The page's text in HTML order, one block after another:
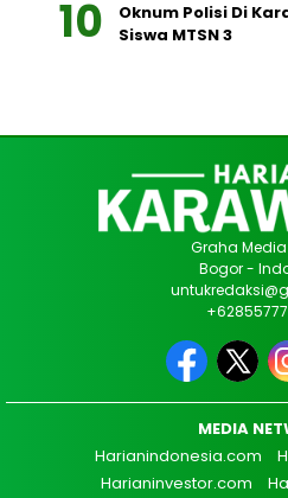
Oknum Polisi Di
Siswa MTSN 3
Graha Media
Bogor -
MEDIA
Harianindonesia.com
Harianinvestor.com